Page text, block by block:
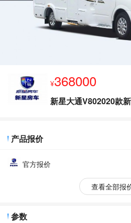
¥368000
新星大通V802020款
产品报价
官方报价
查看全部报
参数